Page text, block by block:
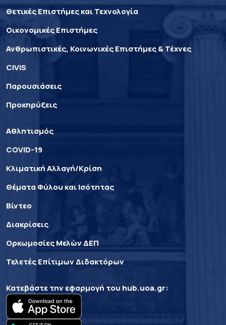
Θετικές Επιστήμες και Τεχνολογία
Οικονομικές Επιστήμες
Ανθρωπιστικές, Κοινωνικές Επιστήμες & Τέχνες
CIVIS
Παρουσιάσεις
Προκηρύξεις
Αθλητισμός
COVID-19
Κλιματική Αλλαγή/Κρίση
Θέματα Φύλου και Ισότητας
Βίντεο
Διακρίσεις
Ορκωμοσίες Μελών ΔΕΠ
Τελετές Επίτιμων Διδακτόρων
Κατεβάστε την εφαρμογή του hub.uoa.gr: